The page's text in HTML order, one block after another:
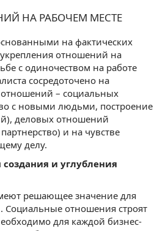
НА РАБОЧЕМ МЕСТЕ
на фактических
отношений на
с одиночеством на работе
сосредоточено на
отношений – социальных
с новыми людьми, построение
деловых отношений
и на чувстве
делу.
создания и углубления
решающее значение для
Социальные отношения строят
для каждой бизнес-